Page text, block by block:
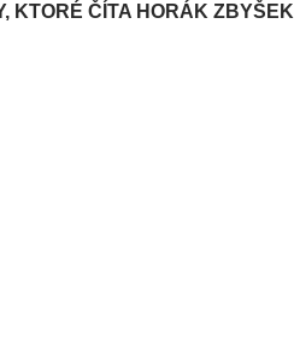
KTORÉ ČÍTA HORÁK ZBYŠEK